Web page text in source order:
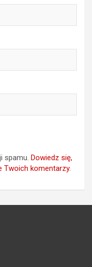
spamu. Dowiedz się,
Twoich komentarzy.